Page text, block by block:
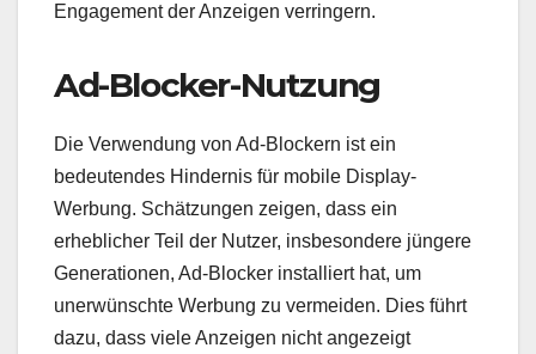
Engagement der Anzeigen verringern.
Ad-Blocker-Nutzung
Die Verwendung von Ad-Blockern ist ein
bedeutendes Hindernis für mobile Display-
Werbung. Schätzungen zeigen, dass ein
erheblicher Teil der Nutzer, insbesondere jüngere
Generationen, Ad-Blocker installiert hat, um
unerwünschte Werbung zu vermeiden. Dies führt
dazu, dass viele Anzeigen nicht angezeigt